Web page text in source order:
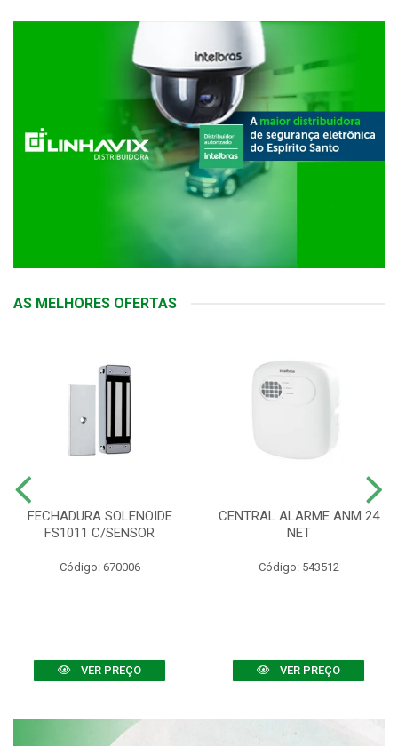
AS MELHORES OFERTAS
FECHADURA SOLENOIDE
FS1011 C/SENSOR
Código: 670006
VER PREÇO
CENTRAL ALARME ANM 24
NET
Código: 543512
VER PREÇO